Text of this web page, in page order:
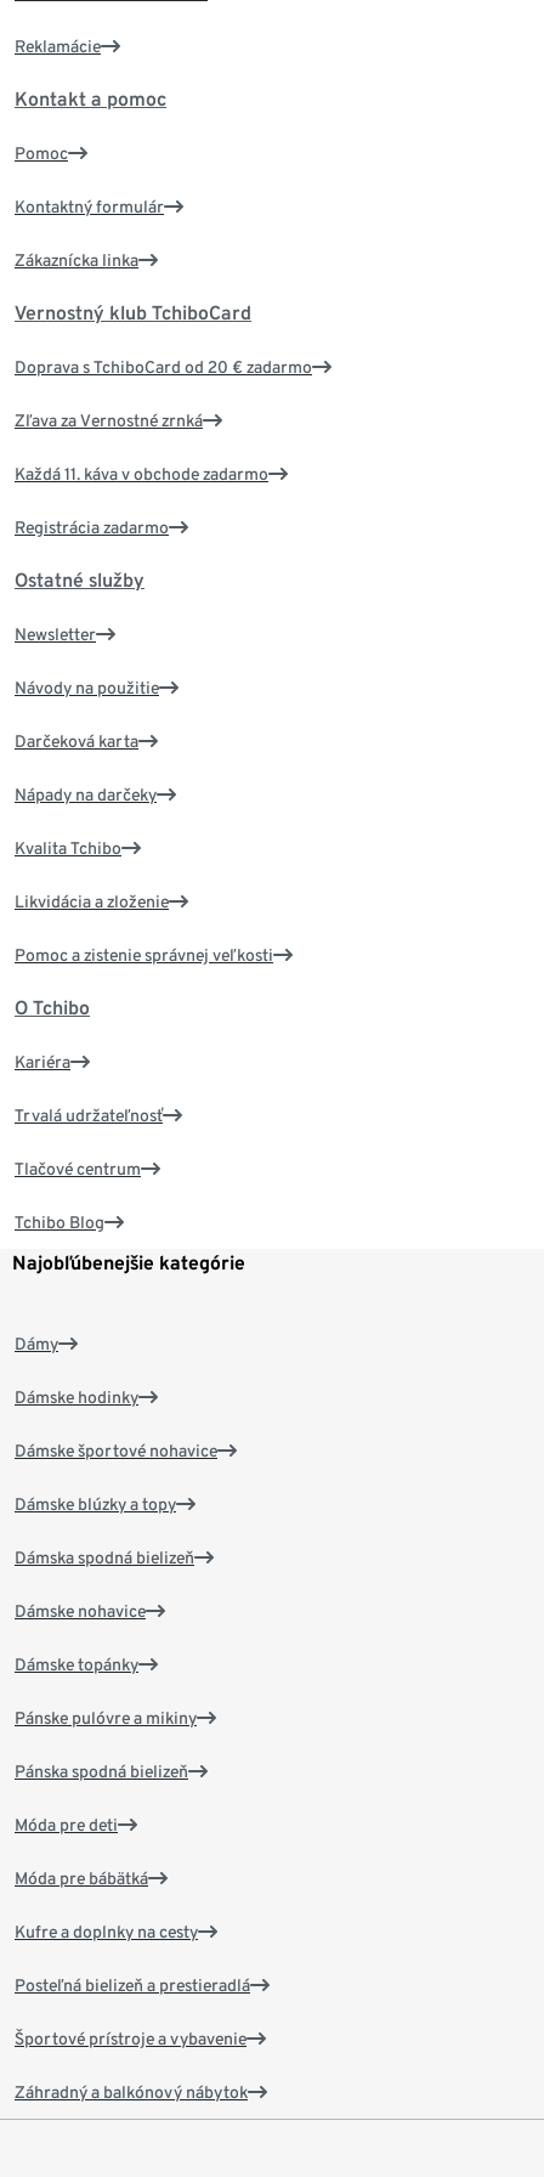
Reklamácie
Kontakt a pomoc
Pomoc
Kontaktný formulár
Zákaznícka linka
Vernostný klub TchiboCard
Doprava s TchiboCard od 20 € zadarmo
Zľava za Vernostné zrnká
Každá 11. káva v obchode zadarmo
Registrácia zadarmo
Ostatné služby
Newsletter
Návody na použitie
Darčeková karta
Nápady na darčeky
Kvalita Tchibo
Likvidácia a zloženie
Pomoc a zistenie správnej veľkosti
O Tchibo
Kariéra
Trvalá udržateľnosť
Tlačové centrum
Tchibo Blog
Najobľúbenejšie kategórie
Dámy
Dámske hodinky
Dámske športové nohavice
Dámske blúzky a topy
Dámska spodná bielizeň
Dámske nohavice
Dámske topánky
Pánske pulóvre a mikiny
Pánska spodná bielizeň
Móda pre deti
Móda pre bábätká
Kufre a doplnky na cesty
Posteľná bielizeň a prestieradlá
Športové prístroje a vybavenie
Záhradný a balkónový nábytok